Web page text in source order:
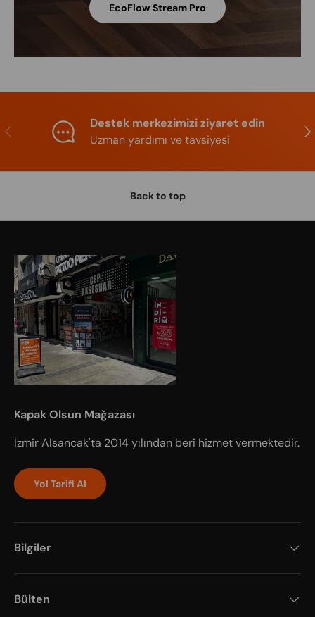
EcoFlow Stream Pro
Previous
Destek merkezimizi ziyaret edin
Uzman yardımı ve tavsiyesi
Back to top
Kapak Olsun Mağazası
İzmir Alsancak'ta 2014 yılından beri hizmet vermektedir.
Yol Tarifi Al
Bilgiler
Bülten